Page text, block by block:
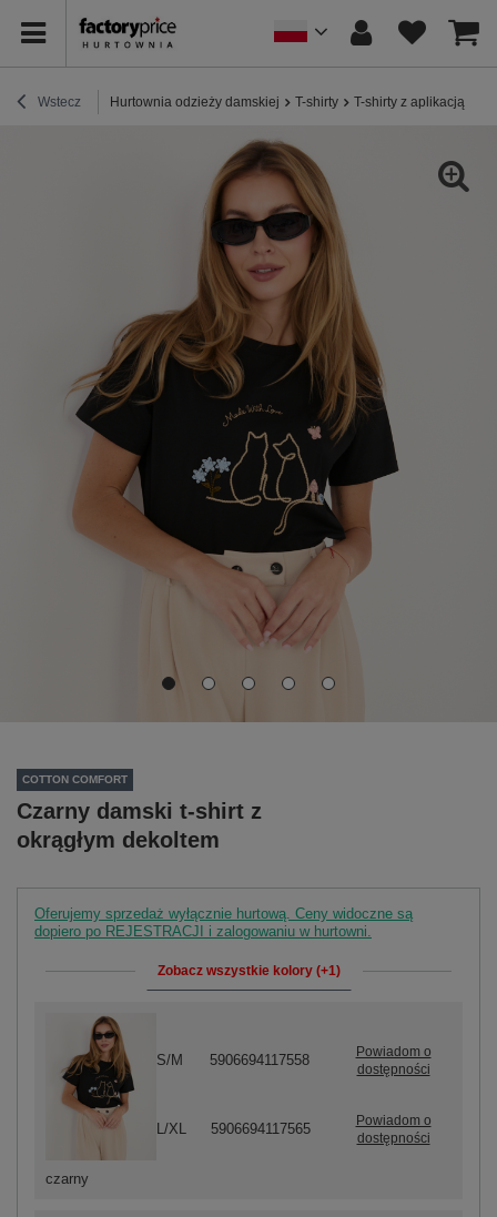
Wstecz Hurtownia odzieży damskiej T-shirty T-shirty z aplikacją
COTTON COMFORT
Czarny damski t-shirt z
okrągłym dekoltem
Oferujemy sprzedaż wyłącznie hurtową. Ceny widoczne są
dopiero po REJESTRACJI i zalogowaniu w hurtowni.
Zobacz wszystkie kolory (+1)
czarny
S/M 5906694117558
Powiadom o
dostępności
L/XL 5906694117565
Powiadom o
dostępności